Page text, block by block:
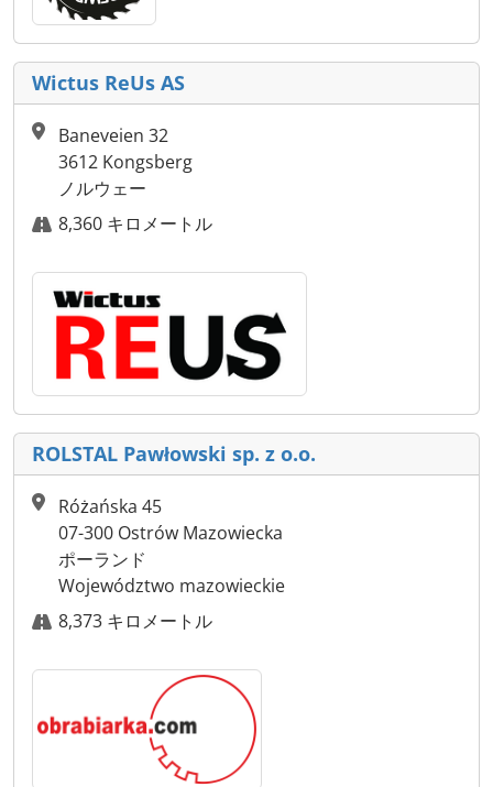
Wictus ReUs AS
Baneveien 32
3612 Kongsberg
ノルウェー
8,360 キロメートル
ROLSTAL Pawłowski sp. z o.o.
Różańska 45
07-300 Ostrów Mazowiecka
ポーランド
Województwo mazowieckie
8,373 キロメートル